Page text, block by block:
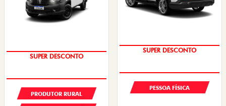
SUPER DESCONTO
PRODUTOR RURAL
SUPER DESCONTO
PESSOA FÍSICA